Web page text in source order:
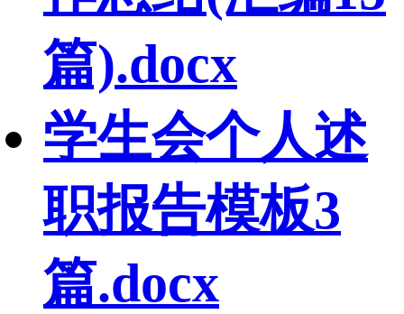
篇).docx
学生会个人述
职报告模板3
篇.docx